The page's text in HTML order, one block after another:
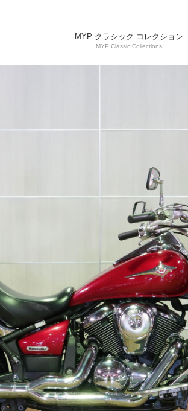
MYP クラシック コレクション
MYP Classic Collections